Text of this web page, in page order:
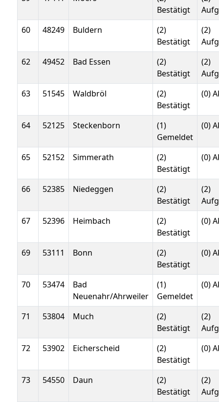
Bestätigt
60
48249 Buldern
(2)
Bestätigt
(2)
62
49452 Bad Essen
(2)
Bestätigt
(2)
63
51545 Waldbröl
(2)
Bestätigt
(0)
64 52125 Steckenborn
(1)
Gemeldet
(0)
65 52152 Simmerath
(2)
Bestätigt
(0)
66 52385 Niedeggen
(2)
Bestätigt
(2)
67
52396 Heimbach
(2)
Bestätigt
(0)
69 53111 Bonn
(2)
Bestätigt
(0)
70 53474
Bad
Neuenahr/Ahrweiler
(1)
Gemeldet
(0)
71 53804 Much
(2)
Bestätigt
(2)
72
53902 Eicherscheid
(2)
Bestätigt
(0)
73 54550 Daun
(2)
Bestätigt
(2)